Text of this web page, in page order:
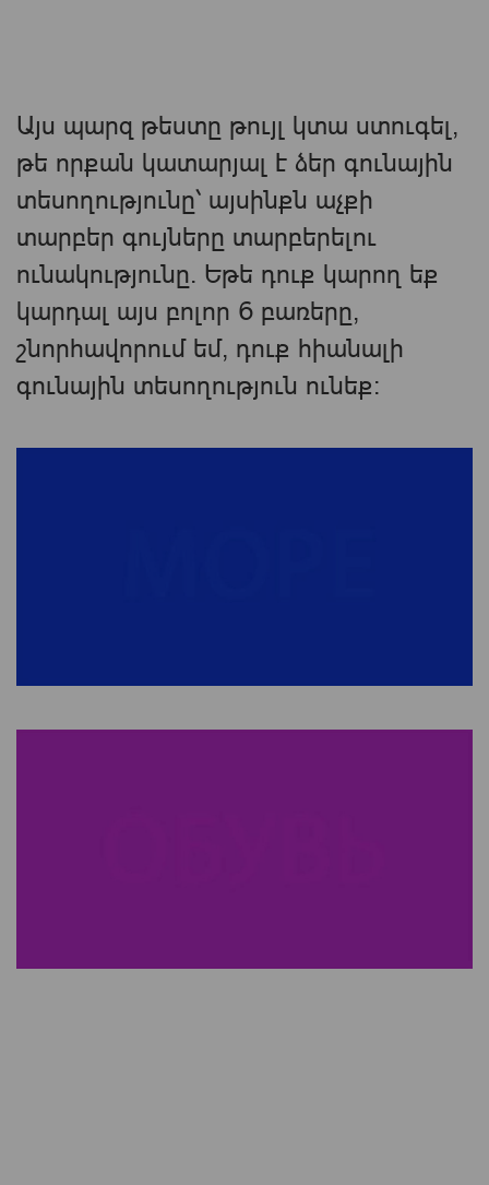
Այս պարզ թեստը թույլ կտա ստուգել, ​​
թե որքան կատարյալ է ձեր գունային
տեսողությունը՝ այսինքն աչքի
տարբեր գույները տարբերելու
ունակությունը. Եթե ​​դուք կարող եք
կարդալ այս բոլոր 6 բառերը,
շնորհավորում եմ, դուք հիանալի
գունային տեսողություն ունեք: